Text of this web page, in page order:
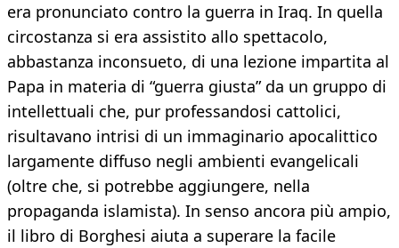
era pronunciato contro la guerra in Iraq. In quella
circostanza si era assistito allo spettacolo,
abbastanza inconsueto, di una lezione impartita al
Papa in materia di “guerra giusta” da un gruppo di
intellettuali che, pur professandosi cattolici,
risultavano intrisi di un immaginario apocalittico
largamente diffuso negli ambienti evangelicali
(oltre che, si potrebbe aggiungere, nella
propaganda islamista). In senso ancora più ampio,
il libro di Borghesi aiuta a superare la facile